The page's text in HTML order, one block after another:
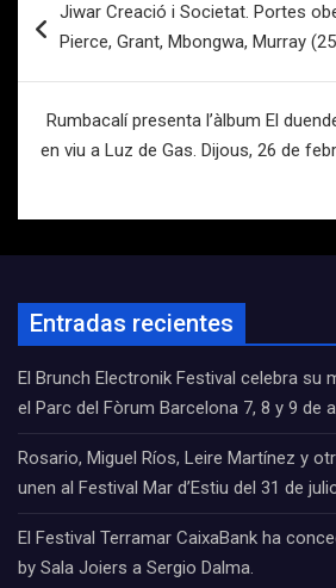
de
Jiwar Creació i Societat. Portes
Pierce, Grant, Mbongwa, Murray
Rumbacalí presenta l’àlbum El
en viu a Luz de Gas. Dijous, 26 de
Entradas recientes
El Brunch Electronik Festival celebra su
el Parc del Fòrum Barcelona 7, 8 y 9 de
Rosario, Miguel Ríos, Leire Martínez y
unen al Festival Mar d’Estiu del 31 de
El Festival Terramar CaixaBank ha
by Sala Joiers a Sergio Dalma.